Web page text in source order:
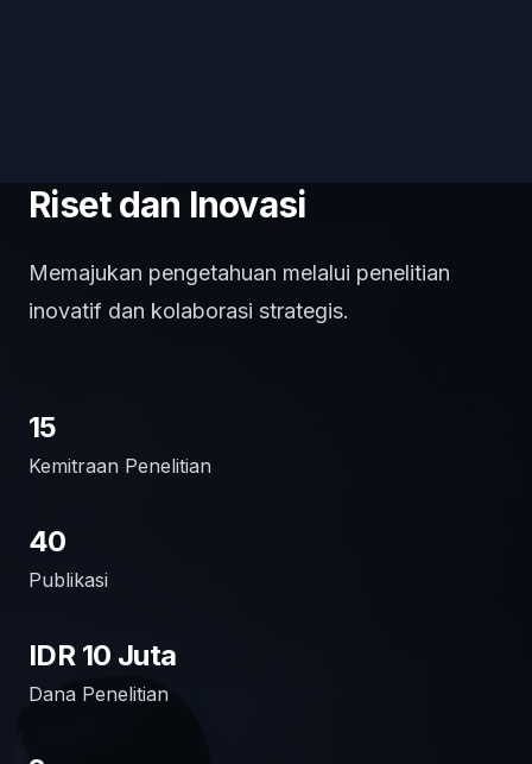
Riset dan Inovasi
Memajukan pengetahuan melalui penelitian
inovatif dan kolaborasi strategis.
Kemitraan Penelitian
15
Publikasi
40
Dana Penelitian
IDR 10 Juta